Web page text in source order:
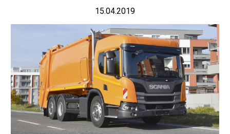
15.04.2019